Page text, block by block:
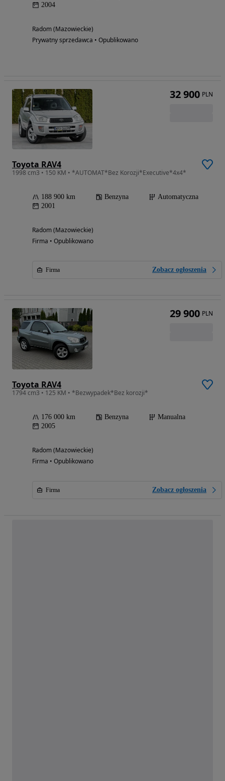
2004
Radom (Mazowieckie)
Prywatny sprzedawca • Opublikowano
Toyota RAV4
1998 cm3 • 150 KM • *AUTOMAT*Bez Korozji*Executive*4x4*
188 900 km Benzyna
Automatyczna
2001
Radom (Mazowieckie)
Firma • Opublikowano
Firma Zobacz ogłoszenia
32 900 PLN
Toyota RAV4
1794 cm3 • 125 KM • *Bezwypadek*Bez korozji*
176 000 km Benzyna
Manualna
2005
Radom (Mazowieckie)
Firma • Opublikowano
Firma Zobacz ogłoszenia
29 900 PLN